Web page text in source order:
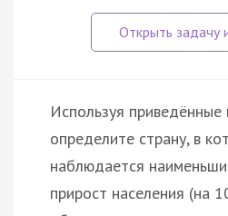
Используя
определите страну, в
наблюдается
прирост населения (на